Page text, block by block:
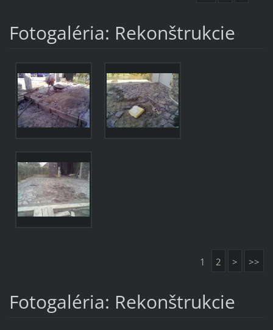
Fotogaléria: Rekonštrukcie
1 2 > >>
Fotogaléria: Rekonštrukcie